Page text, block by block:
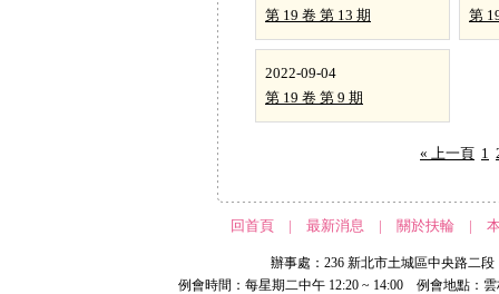
第 19 卷 第 13 期
第
2022-09-04
第 19 卷 第 9 期
« 上一頁 1
回首頁 | 最新消息 | 關於扶輪 |
辦事處：236 新北市土城區中央路二
例會時間：每星期二中午 12:20 ~ 14:00 例會地點：